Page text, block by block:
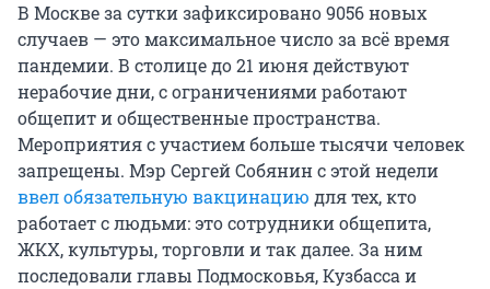
В Москве за сутки зафиксировано 9056 новых
случаев — это максимальное число за всё время
пандемии. В столице до 21 июня действуют
нерабочие дни, с ограничениями работают
общепит и общественные пространства.
Мероприятия с участием больше тысячи человек
запрещены. Мэр Сергей Собянин с этой недели
ввел обязательную вакцинацию для тех, кто
работает с людьми: это сотрудники общепита,
ЖКХ, культуры, торговли и так далее. За ним
последовали главы Подмосковья, Кузбасса и